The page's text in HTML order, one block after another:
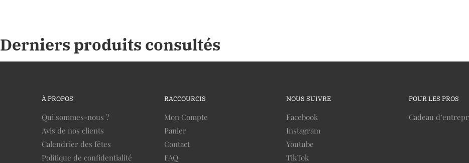
Derniers produits consultés
À PROPOS
Qui sommes-nous ?
Avis de nos clients
Calendrier des fêtes
Politique de confidentialité
RACCOURCIS
Mon Compte
Panier
Contact
FAQ
NOUS SUIVRE
Facebook
Instagram
Youtube
TikTok
POUR LES PROS
Cadeau